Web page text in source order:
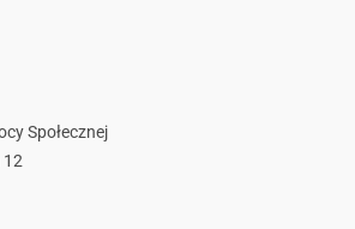
Społecznej
12